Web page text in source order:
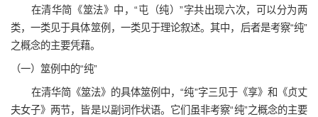
在清华简《筮法》中，“屯（纯）”字共出现六次，可以分为两
类，一类见于具体筮例，一类见于理论叙述。其中，后者是考察“纯”
之概念的主要凭藉。
（一）筮例中的“纯”
在清华简《筮法》的具体筮例中，“纯”字三见于《享》和《贞丈
夫女子》两节，皆是以副词作状语。它们虽非考察“纯”之概念的主要